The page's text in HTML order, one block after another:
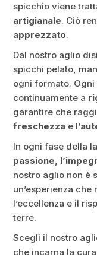
spicchio viene
artigianale. Ciò
apprezzato.
Dal nostro aglio
spicchi pelato,
ogni formato.
continuamente a
garantire che
freschezza e l’
In ogni fase della
passione,
nostro aglio non è
un’esperienza
l’eccellenza e il
terre.
Scegli il nostro
che incarna la